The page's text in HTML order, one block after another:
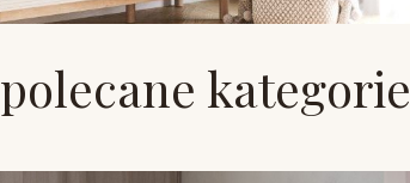
polecane kategorie